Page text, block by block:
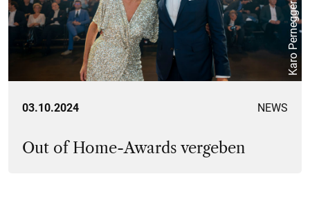
Karo Pernegger
03.10.2024 NEWS
Out of Home-Awards vergeben